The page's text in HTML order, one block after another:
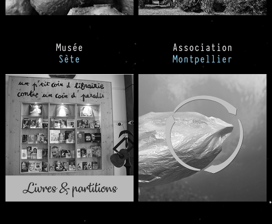
Musée
Sète
Association
Montpellier